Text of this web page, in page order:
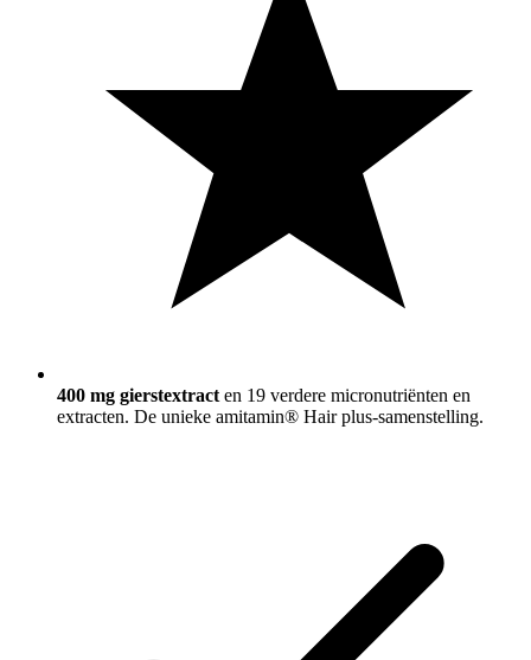
400 mg gierstextract en 19 verdere micronutriënten en
extracten. De unieke amitamin® Hair plus-samenstelling.